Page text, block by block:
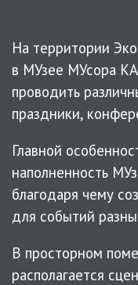
На территории
в МУзее МУсора
проводить
праздники,
Главной
наполненность
благодаря чему
для событий
В просторном
располагается